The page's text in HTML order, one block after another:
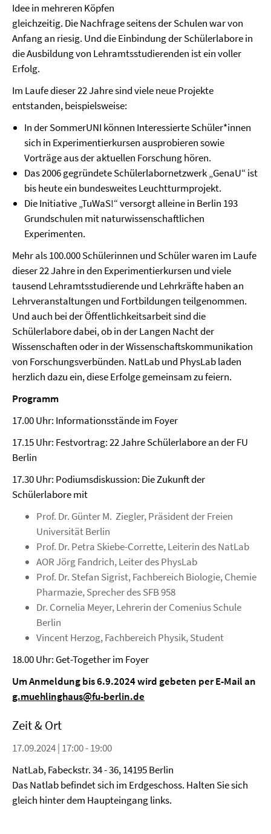
Idee in mehreren Köpfen
gleichzeitig. Die Nachfrage seitens der Schulen war von
Anfang an riesig. Und die Einbindung der Schülerlabore in
die Ausbildung von Lehramtsstudierenden ist ein voller
Erfolg.
Im Laufe dieser 22 Jahre sind viele neue Projekte
entstanden, beispielsweise:
In der SommerUNI können Interessierte Schüler*innen
sich in Experimentierkursen ausprobieren sowie
Vorträge aus der aktuellen Forschung hören.
Das 2006 gegründete Schülerlabornetzwerk „GenaU“ ist
bis heute ein bundesweites Leuchtturmprojekt.
Die Initiative „TuWaS!“ versorgt alleine in Berlin 193
Grundschulen mit naturwissenschaftlichen
Experimenten.
Mehr als 100.000 Schülerinnen und Schüler waren im Laufe
dieser 22 Jahre in den Experimentierkursen und viele
tausend Lehramtsstudierende und Lehrkräfte haben an
Lehrveranstaltungen und Fortbildungen teilgenommen.
Und auch bei der Öffentlichkeitsarbeit sind die
Schülerlabore dabei, ob in der Langen Nacht der
Wissenschaften oder in der Wissenschaftskommunikation
von Forschungsverbünden. NatLab und PhysLab laden
herzlich dazu ein, diese Erfolge gemeinsam zu feiern.
Programm
17.00 Uhr: Informationsstände im Foyer
17.15 Uhr: Festvortrag: 22 Jahre Schülerlabore an der FU
Berlin
17.30 Uhr: Podiumsdiskussion: Die Zukunft der
Schülerlabore mit
Prof. Dr. Günter M. Ziegler, Präsident der Freien
Universität Berlin
Prof. Dr. Petra Skiebe-Corrette, Leiterin des NatLab
AOR Jörg Fandrich, Leiter des PhysLab
Prof. Dr. Stefan Sigrist, Fachbereich Biologie, Chemie
Pharmazie, Sprecher des SFB 958
Dr. Cornelia Meyer, Lehrerin der Comenius Schule
Berlin
Vincent Herzog, Fachbereich Physik, Student
18.00 Uhr: Get-Together im Foyer
Um Anmeldung bis 6.9.2024 wird gebeten per E-Mail an
g.muehlinghaus@fu-berlin.de
Zeit & Ort
17.09.2024 | 17:00 - 19:00
NatLab, Fabeckstr. 34 - 36, 14195 Berlin
Das Natlab befindet sich im Erdgeschoss. Halten Sie sich
gleich hinter dem Haupteingang links.